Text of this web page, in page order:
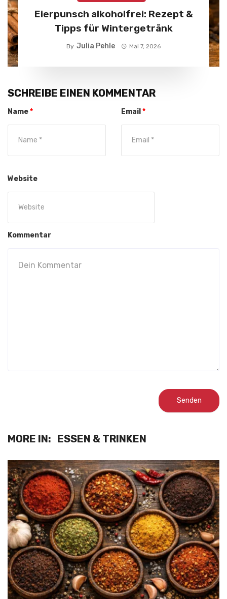
Eierpunsch alkoholfrei: Rezept &
Tipps für Wintergetränk
By Julia Pehle Mai 7, 2026
SCHREIBE EINEN KOMMENTAR
Kommentar
Name* Email *
Website
MORE IN: ESSEN & TRINKEN